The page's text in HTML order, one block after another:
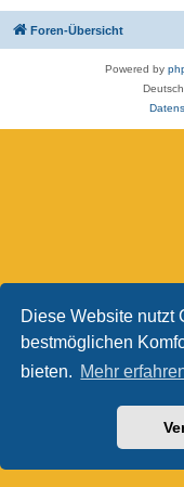
Diese Website nutzt
bestmöglichen
bieten. Mehr
Foren-Übersicht
Powered by